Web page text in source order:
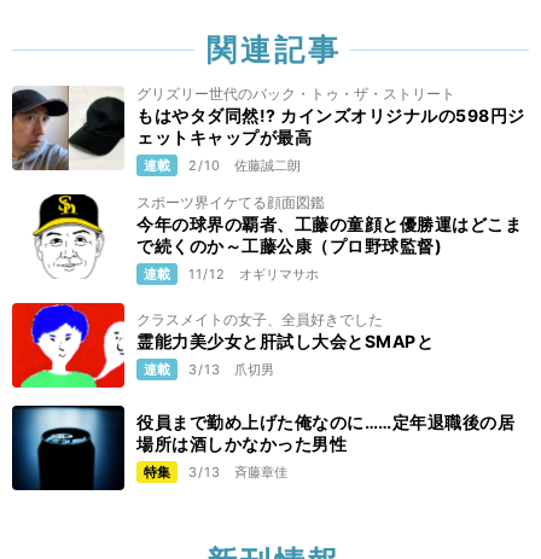
関連記事
グリズリー世代のバック・トゥ・ザ・ストリート
もはやタダ同然!? カインズオリジナルの598円ジ
ェットキャップが最高
連載 2/10 佐藤誠二朗
スポーツ界イケてる顔面図鑑
今年の球界の覇者、工藤の童顔と優勝運はどこま
で続くのか～工藤公康（プロ野球監督)
連載 11/12 オギリマサホ
クラスメイトの女子、全員好きでした
霊能力美少女と肝試し大会とSMAPと
連載 3/13 爪切男
役員まで勤め上げた俺なのに……定年退職後の居
場所は酒しかなかった男性
特集 3/13 斉藤章佳